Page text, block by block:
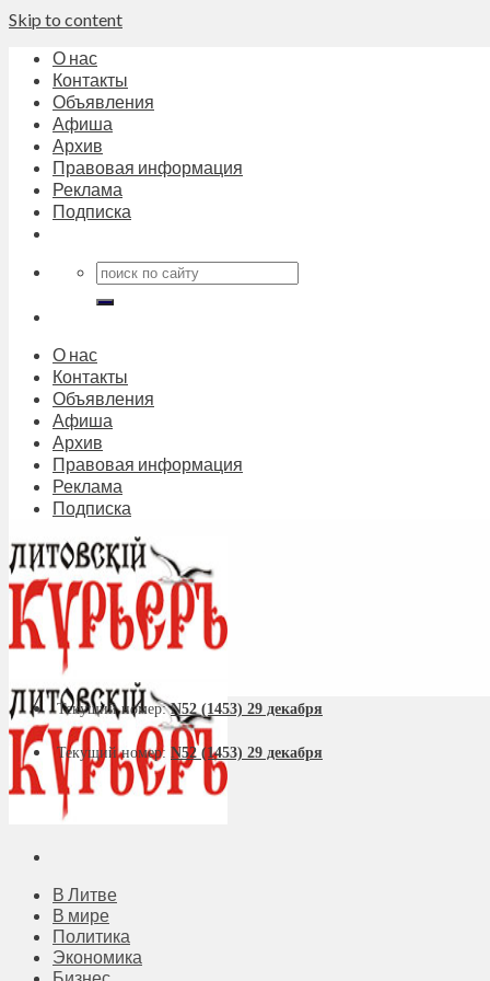
Skip to content
О нас
Контакты
Объявления
Афиша
Архив
Правовая информация
Реклама
Подписка
О нас
Контакты
Объявления
Афиша
Архив
Правовая информация
Реклама
Подписка
В Литве
В мире
Политика
Экономика
Текущий номер:N52 (1453) 29 декабря
Текущий номер: N52 (1453) 29 декабря